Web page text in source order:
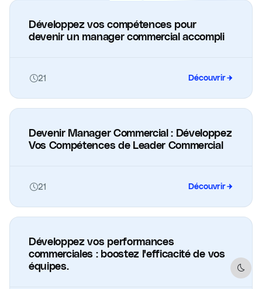
Développez vos compétences pour
devenir un manager commercial accompli
21 Découvrir
Devenir Manager Commercial : Développez
Vos Compétences de Leader Commercial
21 Découvrir
Développez vos performances
commerciales : boostez l'efficacité de vos
équipes.
Dark